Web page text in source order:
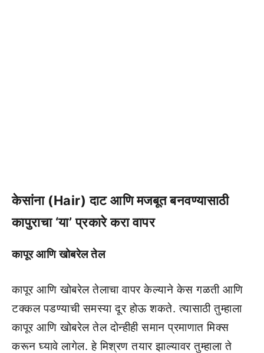
केसांना (Hair) दाट आणि मजबूत बनवण्यासाठी
कापुराचा ‘या’ प्रकारे करा वापर
कापूर आणि खोबरेल तेल
कापूर आणि खोबरेल तेलाचा वापर केल्याने केस गळती आणि
टक्कल पडण्याची समस्या दूर होऊ शकते. त्यासाठी तुम्हाला
कापूर आणि खोबरेल तेल दोन्हीही समान प्रमाणात मिक्स
करून घ्यावे लागेल. हे मिश्रण तयार झाल्यावर तुम्हाला ते